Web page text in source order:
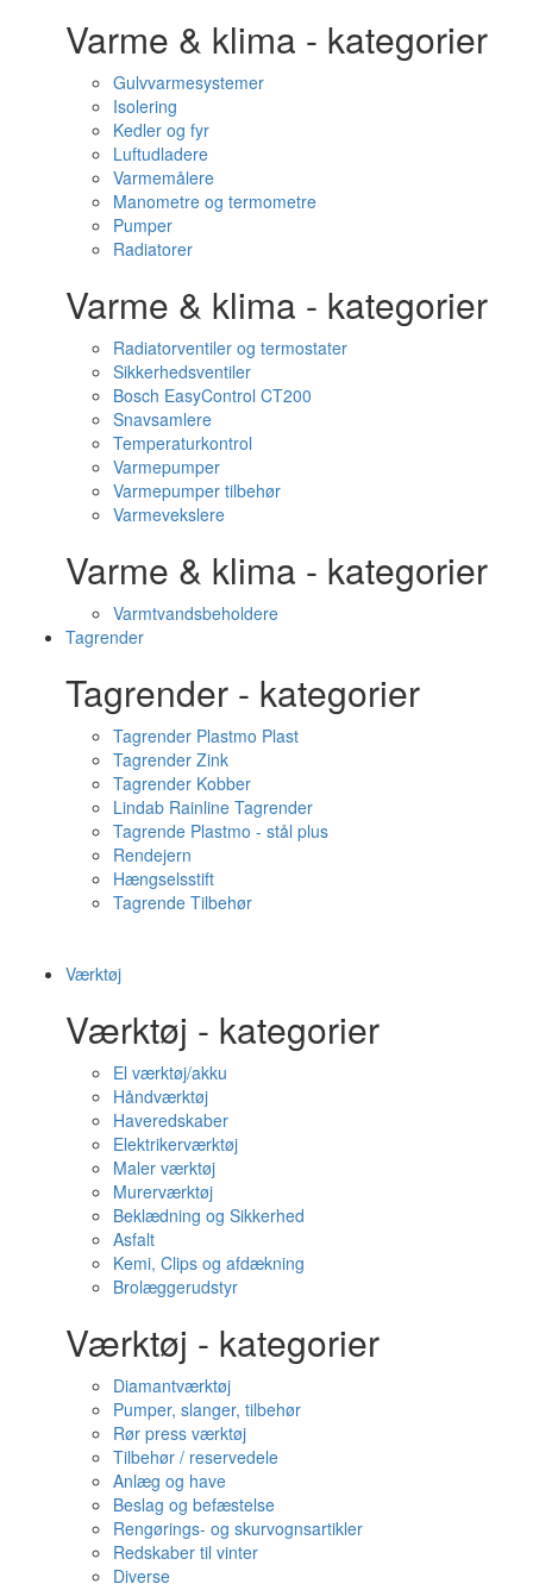
Varme & klima - kategorier
Gulvvarmesystemer
Isolering
Kedler og fyr
Luftudladere
Varmemålere
Manometre og termometre
Pumper
Radiatorer
Varme & klima - kategorier
Radiatorventiler og termostater
Sikkerhedsventiler
Bosch EasyControl CT200
Snavsamlere
Temperaturkontrol
Varmepumper
Varmepumper tilbehør
Varmevekslere
Varme & klima - kategorier
Varmtvandsbeholdere
Tagrender
Tagrender - kategorier
Tagrender Plastmo Plast
Tagrender Zink
Tagrender Kobber
Lindab Rainline Tagrender
Tagrende Plastmo - stål plus
Rendejern
Hængselsstift
Tagrende Tilbehør
Værktøj
Værktøj - kategorier
El værktøj/akku
Håndværktøj
Haveredskaber
Elektrikerværktøj
Maler værktøj
Murerværktøj
Beklædning og Sikkerhed
Asfalt
Kemi, Clips og afdækning
Brolæggerudstyr
Værktøj - kategorier
Diamantværktøj
Pumper, slanger, tilbehør
Rør press værktøj
Tilbehør / reservedele
Anlæg og have
Beslag og befæstelse
Rengørings- og skurvognsartikler
Redskaber til vinter
Diverse